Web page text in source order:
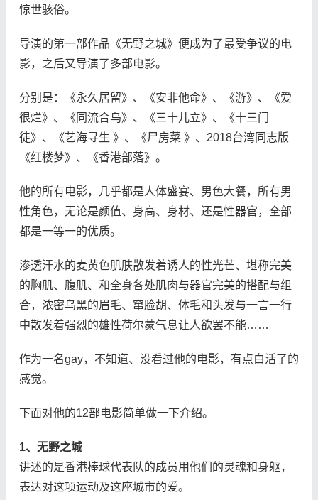
惊世骇俗。
导演的第一部作品《无野之城》便成为了最受争议的电
影，之后又导演了多部电影。
分别是：《永久居留》、《安非他命》、《游》、《爱
很烂》、《同流合乌》、《三十儿立》、《十三门
徒》、《艺海寻生 》、《尸房菜 》、2018台湾同志版
《红楼梦》、《香港部落》。
他的所有电影，几乎都是人体盛宴、男色大餐，所有男
性角色，无论是颜值、身高、身材、还是性器官，全部
都是一等一的优质。
渗透汗水的麦黄色肌肤散发着诱人的性光芒、堪称完美
的胸肌、腹肌、和全身各处肌肉与器官完美的搭配与组
合，浓密乌黑的眉毛、窜脸胡、体毛和头发与一言一行
中散发着强烈的雄性荷尔蒙气息让人欲罢不能……
作为一名gay，不知道、没看过他的电影，有点白活了的
感觉。
下面对他的12部电影简单做一下介绍。
1、无野之城
讲述的是香港棒球代表队的成员用他们的灵魂和身躯，
表达对这项运动及这座城市的爱。